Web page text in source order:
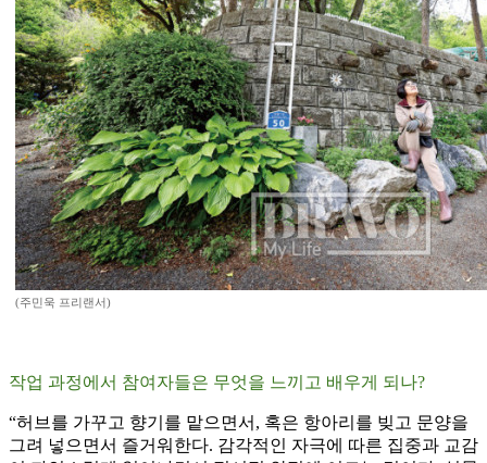
(주민욱 프리랜서)
작업 과정에서 참여자들은 무엇을 느끼고 배우게 되나?
“허브를 가꾸고 향기를 맡으면서, 혹은 항아리를 빚고 문양을
그려 넣으면서 즐거워한다. 감각적인 자극에 따른 집중과 교감